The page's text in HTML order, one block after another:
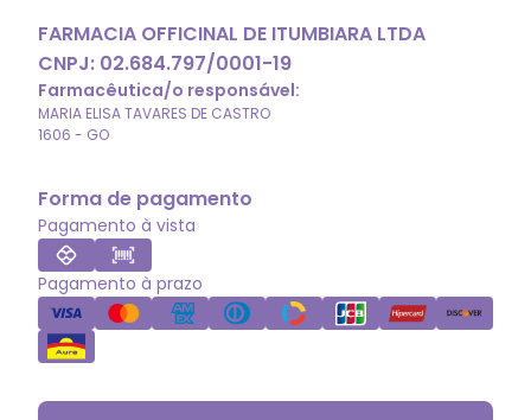
FARMACIA OFFICINAL DE ITUMBIARA LTDA
CNPJ: 02.684.797/0001-19
Farmacêutica/o responsável:
MARIA ELISA TAVARES DE CASTRO
1606 - GO
Forma de pagamento
Pagamento à vista
Pagamento à prazo